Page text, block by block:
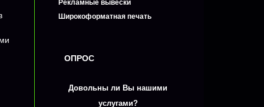
Рекламные вывески
Широкоформатная печать
ОПРОС
Довольны ли Вы нашими
услугами?